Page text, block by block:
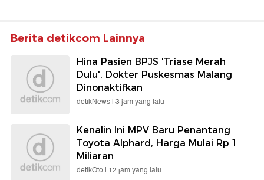
Berita detikcom Lainnya
Hina Pasien BPJS 'Triase Merah
Dulu', Dokter Puskesmas Malang
Dinonaktifkan
detikNews | 3 jam yang lalu
Kenalin Ini MPV Baru Penantang
Toyota Alphard, Harga Mulai Rp 1
Miliaran
detikOto | 12 jam yang lalu